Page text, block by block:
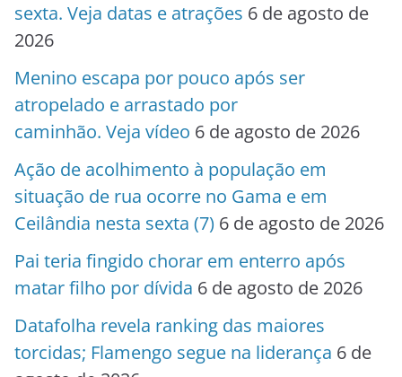
sexta. Veja datas e atrações 6 de agosto de
2026
Menino escapa por pouco após ser
atropelado e arrastado por
caminhão. Veja vídeo 6 de agosto de 2026
Ação de acolhimento à população em
situação de rua ocorre no Gama e em
Ceilândia nesta sexta (7) 6 de agosto de 2026
Pai teria fingido chorar em enterro após
matar filho por dívida 6 de agosto de 2026
Datafolha revela ranking das maiores
torcidas; Flamengo segue na liderança 6 de